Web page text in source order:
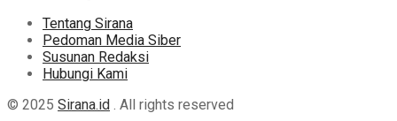
Tentang Sirana
Pedoman Media Siber
Susunan Redaksi
Hubungi Kami
© 2025 Sirana.id . All rights reserved